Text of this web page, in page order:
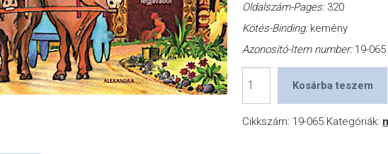
Oldalszám-Pages: 320
Kötés-Binding: kemény
Azonosító-Item number: 19-065
mese
Kosárba teszem
Cikkszám: 19-065 Kategóriák: